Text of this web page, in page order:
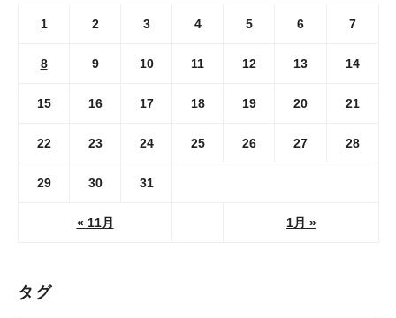
« 11月 1月 »
1 2 3 4 5 6 7
8 9 10 11 12 13 14
15 16 17 18 19 20 21
22 23 24 25 26 27 28
29 30 31
タグ